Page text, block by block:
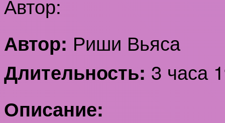
Автор:
Автор: Риши Вьяса
Длительность: 3 часа
Описание: